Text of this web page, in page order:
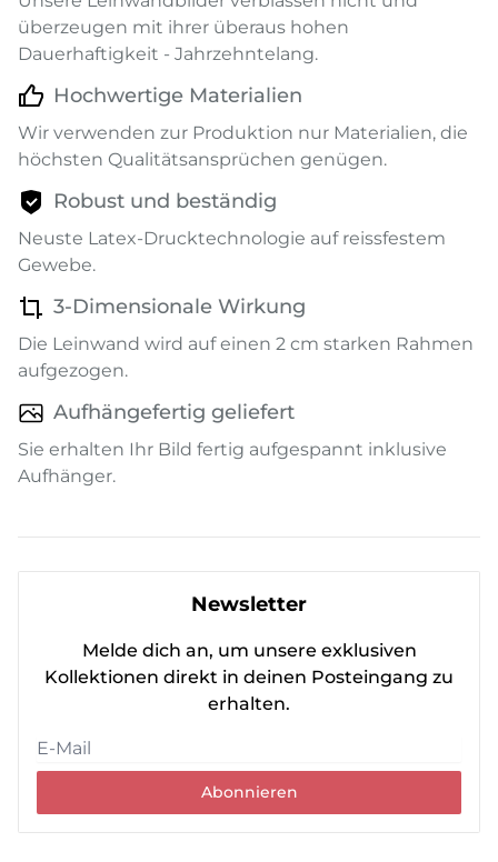
überzeugen mit ihrer überaus hohen
Dauerhaftigkeit - Jahrzehntelang.
Hochwertige Materialien
Wir verwenden zur Produktion nur Materialien, die
höchsten Qualitätsansprüchen genügen.
Robust und beständig
Neuste Latex-Drucktechnologie auf reissfestem
Gewebe.
3-Dimensionale Wirkung
Die Leinwand wird auf einen 2 cm starken Rahmen
aufgezogen.
Aufhängefertig geliefert
Sie erhalten Ihr Bild fertig aufgespannt inklusive
Aufhänger.
Newsletter
Melde dich an, um unsere exklusiven
Kollektionen direkt in deinen Posteingang zu
erhalten.
Abonnieren